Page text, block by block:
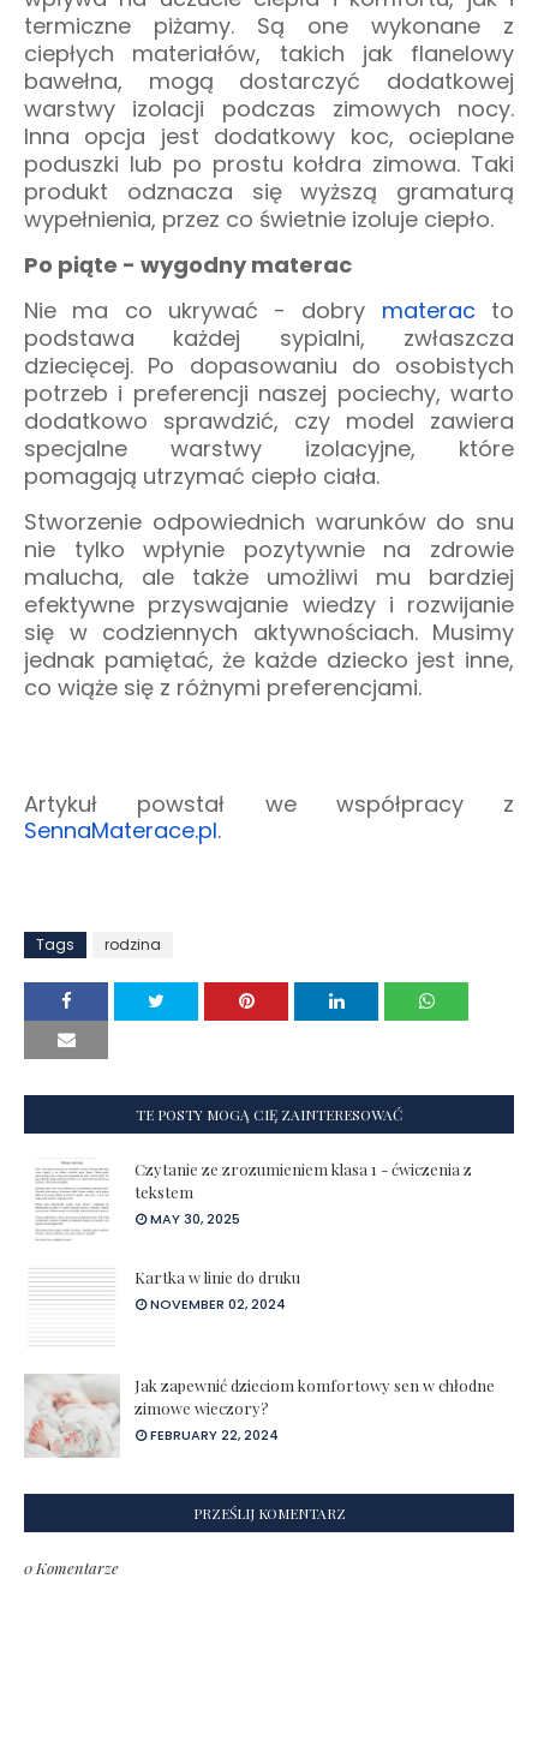
termiczne piżamy. Są one wykonane z
ciepłych materiałów, takich jak flanelowy
bawełna, mogą dostarczyć dodatkowej
warstwy izolacji podczas zimowych nocy.
Inna opcja jest dodatkowy koc, ocieplane
poduszki lub po prostu kołdra zimowa. Taki
produkt odznacza się wyższą gramaturą
wypełnienia, przez co świetnie izoluje ciepło.
Po piąte - wygodny materac
Nie ma co ukrywać - dobry materac to
podstawa każdej sypialni, zwłaszcza
dziecięcej. Po dopasowaniu do osobistych
potrzeb i preferencji naszej pociechy, warto
dodatkowo sprawdzić, czy model zawiera
specjalne warstwy izolacyjne, które
pomagają utrzymać ciepło ciała.
Stworzenie odpowiednich warunków do snu
nie tylko wpłynie pozytywnie na zdrowie
malucha, ale także umożliwi mu bardziej
efektywne przyswajanie wiedzy i rozwijanie
się w codziennych aktywnościach. Musimy
jednak pamiętać, że każde dziecko jest inne,
co wiąże się z różnymi preferencjami.
Artykuł powstał we współpracy z
SennaMaterace.pl.
Tags rodzina
TE POSTY MOGĄ CIĘ ZAINTERESOWAĆ
Czytanie ze zrozumieniem klasa 1 - ćwiczenia z
tekstem
MAY 30, 2025
Kartka w linie do druku
NOVEMBER 02, 2024
Jak zapewnić dzieciom komfortowy sen w chłodne
zimowe wieczory?
FEBRUARY 22, 2024
PRZEŚLIJ KOMENTARZ
0 Komentarze